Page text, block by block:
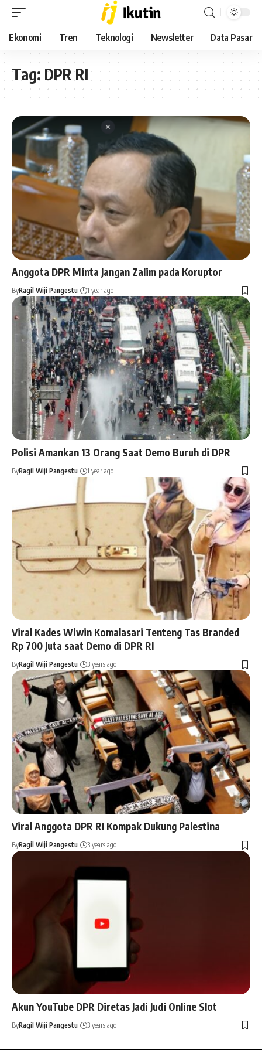
Ekonomi Tren Teknologi Newsletter Data Pasar
Tag: DPR RI
Anggota DPR Minta Jangan Zalim pada Koruptor
ByRagil Wiji Pangestu 1 year ago
Polisi Amankan 13 Orang Saat Demo Buruh di DPR
ByRagil Wiji Pangestu 1 year ago
Viral Kades Wiwin Komalasari Tenteng Tas Branded
Rp 700 Juta saat Demo di DPR RI
ByRagil Wiji Pangestu 3 years ago
Viral Anggota DPR RI Kompak Dukung Palestina
ByRagil Wiji Pangestu 3 years ago
Akun YouTube DPR Diretas Jadi Judi Online Slot
ByRagil Wiji Pangestu 3 years ago